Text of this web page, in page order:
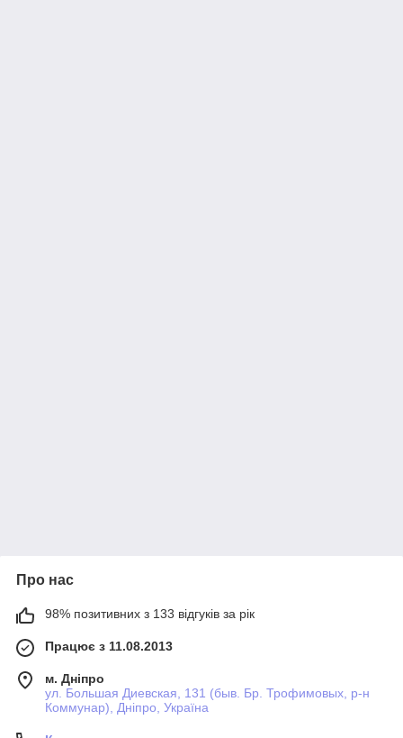
Про нас
98% позитивних з 133 відгуків за рік
Працює з 11.08.2013
м. Дніпро
ул. Большая Диевская, 131 (быв. Бр. Трофимовых, р-н
Коммунар), Дніпро, Україна